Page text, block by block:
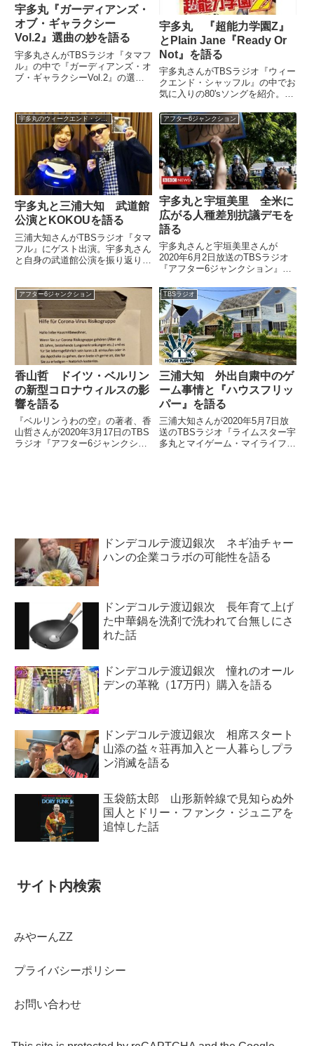
宇多丸『ガーディアンズ・
オブ・ギャラクシー
Vol.2』選曲の妙を語る
宇多丸さんがTBSラジオ『タマフ
ル』の中で『ガーディアンズ・オ
ブ・ギャラクシーVol.2』の選曲
Lord』について話していました。
（宇多丸）ということでね、ここ
で曲をお聞きいた...
宇多丸 『超能力学園Z』
とPlain Jane『Ready Or
Not』を語る
宇多丸さんがTBSラジオ『ウィー
クエンド・シャッフル』の中でお
気に入りの80'sソングを紹介。映
グテーマ、Plain Jane『Ready Or
Not』を紹介していました。（宇
多丸）ちょっとここらで曲をかけ
た...
宇多丸のウィークエンド・シャッフル
宇多丸と三浦大知 武道館
公演とKOKOUを語る
三浦大知さんがTBSラジオ『タマ
フル』にゲスト出演。宇多丸さん
と自身の武道館公演を振り返りつ
身のKOKOUエピソードも交えつ
つ話していました。（宇多丸）先
日は日本武道館、お疲れ様...
アフター6ジャンクション
宇多丸と宇垣美里 全米に
広がる人種差別抗議デモを
語る
宇多丸さんと宇垣美里さんが
2020年6月2日放送のTBSラジオ
『アフター6ジャンクション』の
別抗議デモについて話していまし
た。Barack Obama says
protests over the death ...
アフター6ジャンクション
香山哲 ドイツ・ベルリン
の新型コロナウィルスの影
響を語る
『ベルリンうわの空』の著者、香
山哲さんが2020年3月17日のTBS
ラジオ『アフター6ジャンクショ
TBSラジオ
三浦大知 外出自粛中のゲ
ーム事情と『ハウスフリッ
パー』を語る
三浦大知さんが2020年5月7日放
送のTBSラジオ『ライムスター宇
多丸とマイゲーム・マイライフ』
ドンデコルテ渡辺銀次 ネギ油チャー
ハンの企業コラボの可能性を語る
ドンデコルテ渡辺銀次 長年育て上げ
た中華鍋を洗剤で洗われて台無しにさ
れた話
ドンデコルテ渡辺銀次 憧れのオール
デンの革靴（17万円）購入を語る
ドンデコルテ渡辺銀次 相席スタート
山添の益々荘再加入と一人暮らしプラ
ン消滅を語る
玉袋筋太郎 山形新幹線で見知らぬ外
国人とドリー・ファンク・ジュニアを
追悼した話
サイト内検索
みやーんZZ
プライバシーポリシー
お問い合わせ